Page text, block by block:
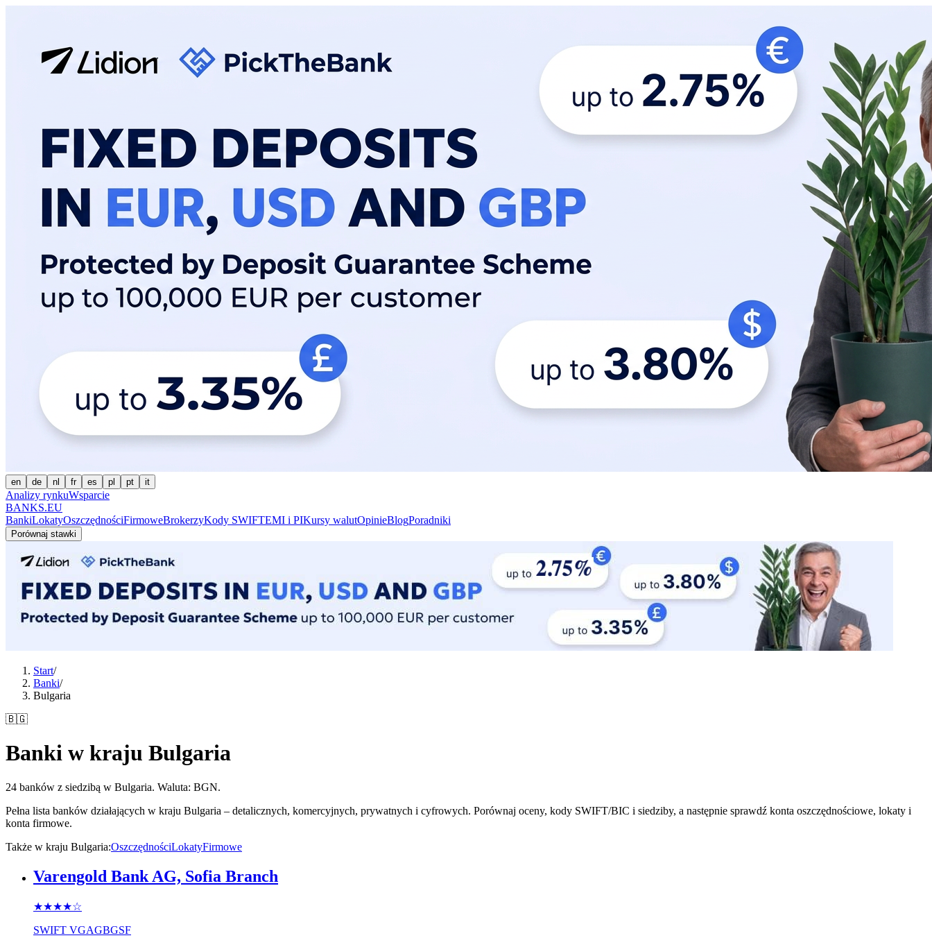
en de nl fr es pl pt it
Analizy rynkuWsparcie
BANKS.EU
BankiLokatyOszczędnościFirmoweBrokerzyKody SWIFTEMI i PIKursy walutOpinieBlogPoradniki
Porównaj stawki
Start/
Banki/
Bulgaria
🇧🇬
Banki w kraju Bulgaria
24 banków z siedzibą w Bulgaria. Waluta: BGN.
Pełna lista banków działających w kraju Bulgaria – detalicznych, komercyjnych, prywatnych i cyfrowych. Porównaj oceny, kody SWIFT/BIC i siedziby, a następnie sprawdź konta oszczędnościowe, lokaty i
konta firmowe.
Także w kraju Bulgaria:OszczędnościLokatyFirmowe
Varengold Bank AG, Sofia Branch
★★★★☆
SWIFT VGAGBGSF